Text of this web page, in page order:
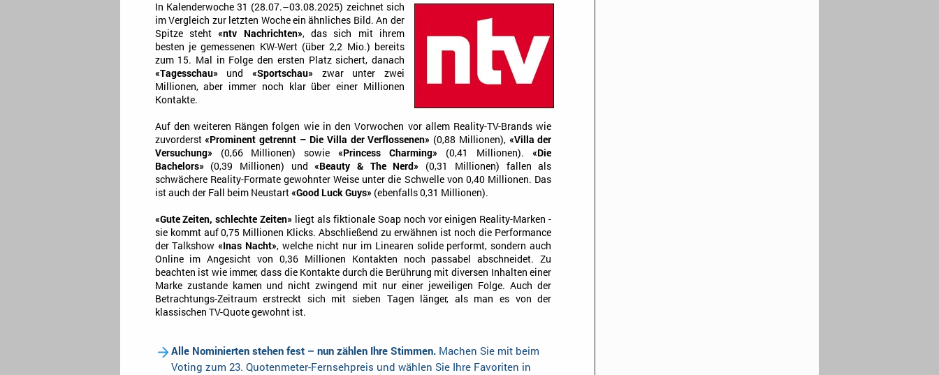
In Kalenderwoche 31 (28.07.–03.08.2025) zeichnet sich
im Vergleich zur letzten Woche ein ähnliches Bild. An der
Spitze steht«ntv Nachrichten», das sich mit ihrem
besten je gemessenen KW-Wert (über 2,2 Mio.) bereits
zum 15. Mal in Folge den ersten Platz sichert, danach
«Tagesschau» und «Sportschau» zwar unter zwei
Millionen, aber immer noch klar über einer Millionen
Kontakte.
Auf den weiteren Rängen folgen wie in den Vorwochen vor allem Reality-TV-Brands wie
zuvorderst«Prominent getrennt – Die Villa der Verflossenen» (0,88 Millionen), «Villa der
Versuchung» (0,66 Millionen) sowie«Princess Charming» (0,41 Millionen).«Die
Bachelors» (0,39 Millionen) und«Beauty & The Nerd» (0,31 Millionen) fallen als
schwächere Reality-Formate gewohnter Weise unter die Schwelle von 0,40 Millionen. Das
ist auch der Fall beim Neustart«Good Luck Guys» (ebenfalls 0,31 Millionen).
«Gute Zeiten, schlechte Zeiten» liegt als fiktionale Soap noch vor einigen Reality-Marken -
sie kommt auf 0,75 Millionen Klicks. Abschließend zu erwähnen ist noch die Performance
der Talkshow«Inas Nacht», welche nicht nur im Linearen solide performt, sondern auch
Online im Angesicht von 0,36 Millionen Kontakten noch passabel abschneidet. Zu
beachten ist wie immer, dass die Kontakte durch die Berührung mit diversen Inhalten einer
Marke zustande kamen und nicht zwingend mit nur einer jeweiligen Folge. Auch der
Betrachtungs-Zeitraum erstreckt sich mit sieben Tagen länger, als man es von der
klassischen TV-Quote gewohnt ist.
Alle Nominierten stehen fest – nun zählen Ihre Stimmen.Machen Sie mit beim
Voting zum 23. Quotenmeter-Fernsehpreis und wählen Sie Ihre Favoriten in